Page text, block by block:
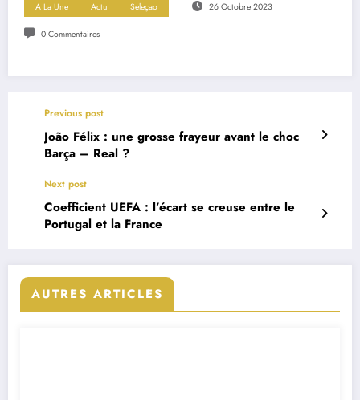
A La Une Actu Seleçao 26 Octobre 2023
0 Commentaires
Previous post
João Félix : une grosse frayeur avant le choc
Barça – Real ?
Next post
Coefficient UEFA : l’écart se creuse entre le
Portugal et la France
AUTRES ARTICLES